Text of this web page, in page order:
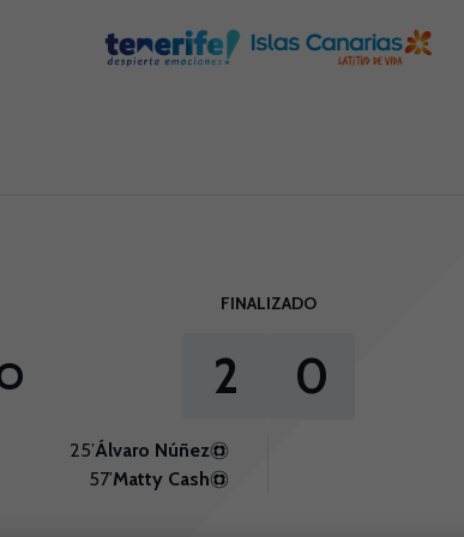
FINALIZADO
2 0
25’Álvaro Núñez
57’Matty Cash